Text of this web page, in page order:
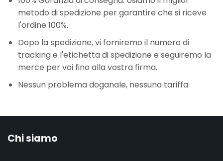
metodo di spedizione per garantire che si riceve
l'ordine 100%.
Dopo la spedizione, vi forniremo il numero di
tracking e l'etichetta di spedizione e seguiremo la
merce per voi fino alla vostra firma.
Nessun problema doganale, nessuna tariffa
Chi siamo